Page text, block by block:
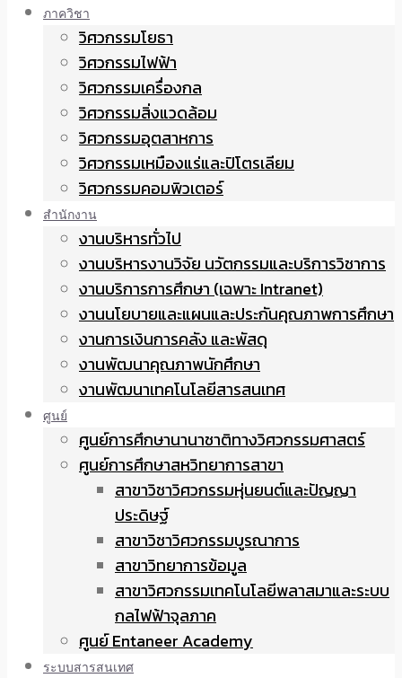
ภาควิชา
วิศวกรรมโยธา
วิศวกรรมไฟฟ้า
วิศวกรรมเครื่องกล
วิศวกรรมสิ่งแวดล้อม
วิศวกรรมอุตสาหการ
วิศวกรรมเหมืองแร่และปิโตรเลียม
วิศวกรรมคอมพิวเตอร์
สำนักงาน
งานบริหารทั่วไป
งานบริหารงานวิจัย นวัตกรรมและบริการวิชาการ
งานบริการการศึกษา (เฉพาะ Intranet)
งานนโยบายและแผนและประกันคุณภาพการศึกษา
งานการเงินการคลัง และพัสดุ
งานพัฒนาคุณภาพนักศึกษา
งานพัฒนาเทคโนโลยีสารสนเทศ
ศูนย์
ศูนย์การศึกษานานาชาติทางวิศวกรรมศาสตร์
ศูนย์การศึกษาสหวิทยาการสาขา
สาขาวิชาวิศวกรรมหุ่นยนต์และปัญญา
ประดิษฐ์
สาขาวิชาวิศวกรรมบูรณาการ
สาขาวิทยาการข้อมูล
สาขาวิศวกรรมเทคโนโลยีพลาสมาและระบบ
กลไฟฟ้าจุลภาค
ศูนย์ Entaneer Academy
ระบบสารสนเทศ